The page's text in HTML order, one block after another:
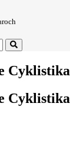
Search
Cyklistika
Cyklistika